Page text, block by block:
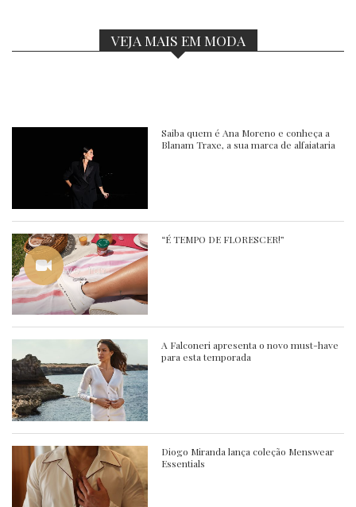
VEJA MAIS EM MODA
Saiba quem é Ana Moreno e conheça a
Blanam Traxe, a sua marca de alfaiataria
“É TEMPO DE FLORESCER!”
A Falconeri apresenta o novo must-have
para esta temporada
Diogo Miranda lança coleção Menswear
Essentials